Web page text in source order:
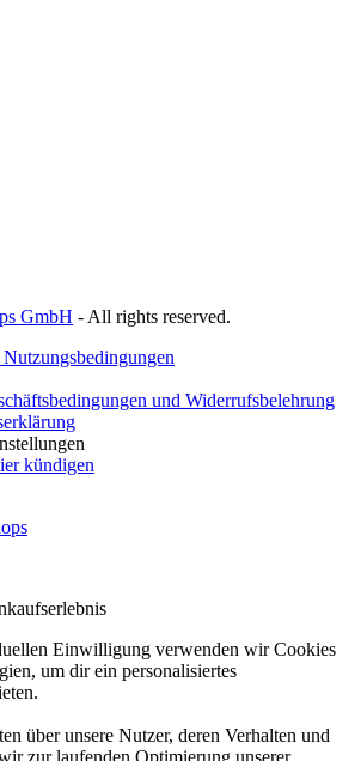
GmbH - All rights reserved.
und Widerrufsbelehrung
kündigen
Einwilligung verwenden wir Cookies
um dir ein personalisiertes
über unsere Nutzer, deren Verhalten und